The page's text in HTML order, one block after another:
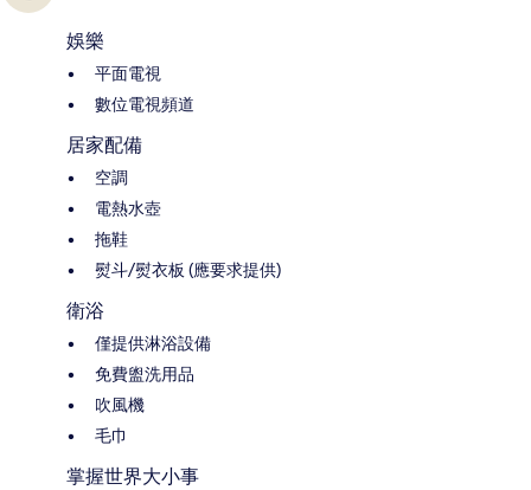
娛樂
平面電視
數位電視頻道
居家配備
空調
電熱水壺
拖鞋
熨斗/熨衣板 (應要求提供)
衛浴
僅提供淋浴設備
免費盥洗用品
吹風機
毛巾
掌握世界大小事